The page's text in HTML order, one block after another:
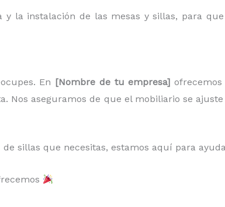
y la instalación de las mesas y sillas, para
En [Nombre de tu empresa] ofrecemos
Nos aseguramos de que el mobiliario se
sillas que necesitas, estamos aquí para